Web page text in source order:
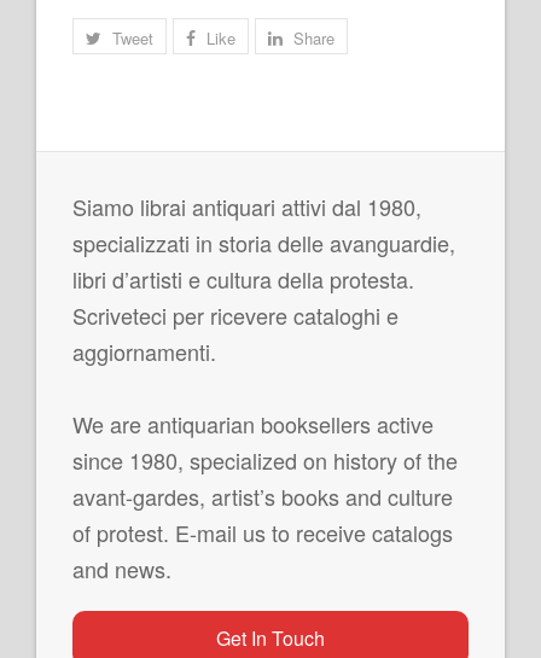
Tweet Like Share
Siamo librai antiquari attivi dal 1980,
specializzati in storia delle avanguardie,
libri d’artisti e cultura della protesta.
Scriveteci per ricevere cataloghi e
aggiornamenti.
We are antiquarian booksellers active
since 1980, specialized on history of the
avant-gardes, artist’s books and culture
of protest. E-mail us to receive catalogs
and news.
Get In Touch